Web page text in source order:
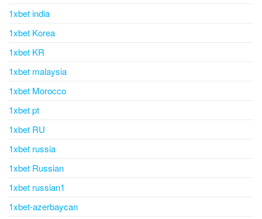
1xbet india
1xbet Korea
1xbet KR
1xbet malaysia
1xbet Morocco
1xbet pt
1xbet RU
1xbet russia
1xbet Russian
1xbet russian1
1xbet-azerbaycan